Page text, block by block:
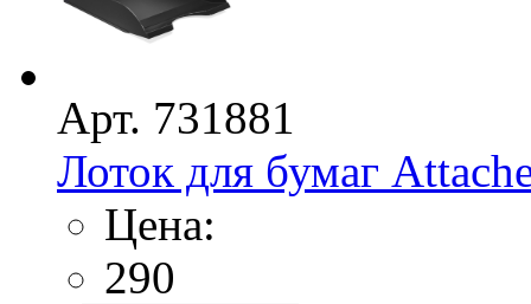
Арт. 731881
Лоток для бумаг
Цена:
290